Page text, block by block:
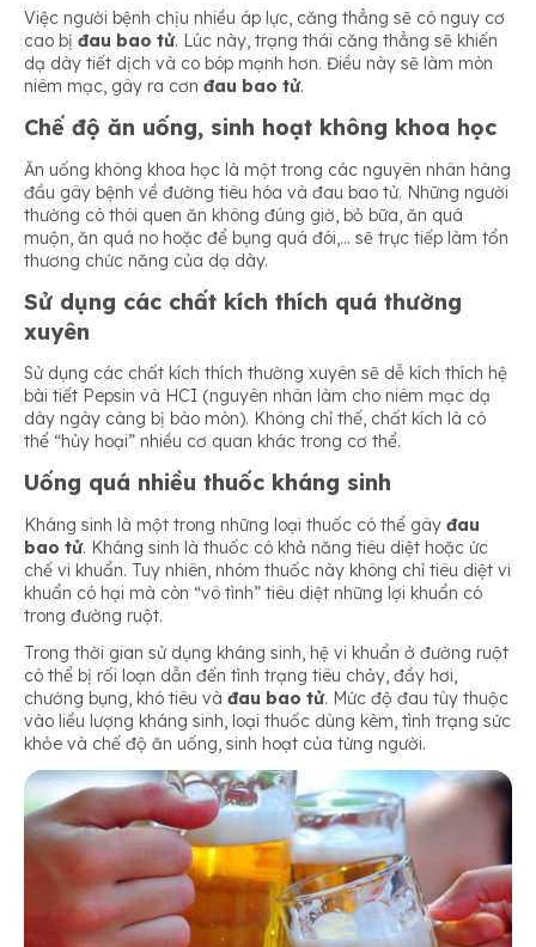
Việc người bệnh chịu nhiều áp lực, căng thẳng sẽ có nguy cơ
cao bị đau bao tử. Lúc này, trạng thái căng thẳng sẽ khiến
dạ dày tiết dịch và co bóp mạnh hơn. Điều này sẽ làm mòn
niêm mạc, gây ra cơn đau bao tử.
Chế độ ăn uống, sinh hoạt không khoa học
Ăn uống không khoa học là một trong các nguyên nhân hàng
đầu gây bệnh về đường tiêu hóa và đau bao tử. Những người
thường có thói quen ăn không đúng giờ, bỏ bữa, ăn quá
muộn, ăn quá no hoặc để bụng quá đói,… sẽ trực tiếp làm tổn
thương chức năng của dạ dày.
Sử dụng các chất kích thích quá thường
xuyên
Sử dụng các chất kích thích thường xuyên sẽ dễ kích thích hệ
bài tiết Pepsin và HCI (nguyên nhân làm cho niêm mạc dạ
dày ngày càng bị bào mòn). Không chỉ thế, chất kích là có
thể “hủy hoại” nhiều cơ quan khác trong cơ thể.
Uống quá nhiều thuốc kháng sinh
Kháng sinh là một trong những loại thuốc có thể gây đau
bao tử. Kháng sinh là thuốc có khả năng tiêu diệt hoặc ức
chế vi khuẩn. Tuy nhiên, nhóm thuốc này không chỉ tiêu diệt vi
khuẩn có hại mà còn “vô tình” tiêu diệt những lợi khuẩn có
trong đường ruột.
Trong thời gian sử dụng kháng sinh, hệ vi khuẩn ở đường ruột
có thể bị rối loạn dẫn đến tình trạng tiêu chảy, đầy hơi,
chướng bụng, khó tiêu và đau bao tử. Mức độ đau tùy thuộc
vào liều lượng kháng sinh, loại thuốc dùng kèm, tình trạng sức
khỏe và chế độ ăn uống, sinh hoạt của từng người.